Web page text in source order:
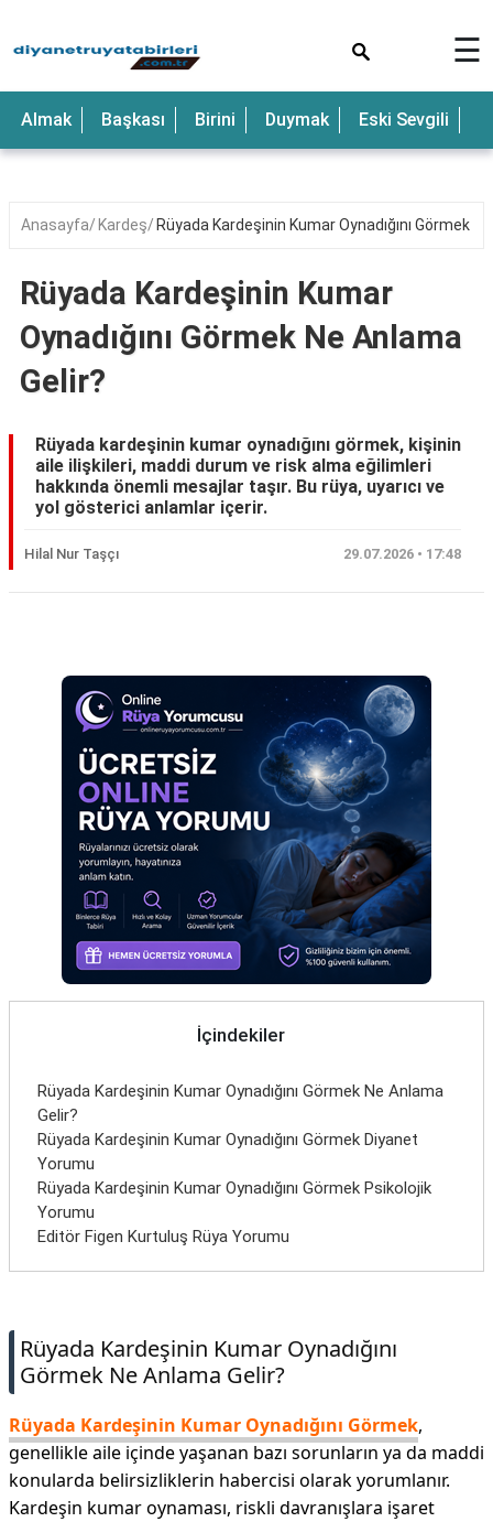
Anne
Bebek
Çocuk
Deniz
Düğün
Erkek
Eski
Gelin
☰
Almak Başkası Birini Duymak Eski Sevgili
Anasayfa Kardeş Rüyada Kardeşinin Kumar Oynadığını Görmek
Rüyada Kardeşinin Kumar
Oynadığını Görmek Ne Anlama
Gelir?
Rüyada kardeşinin kumar oynadığını görmek, kişinin
aile ilişkileri, maddi durum ve risk alma eğilimleri
hakkında önemli mesajlar taşır. Bu rüya, uyarıcı ve
yol gösterici anlamlar içerir.
Hilal Nur Taşçı 29.07.2026 • 17:48
İçindekiler
Rüyada Kardeşinin Kumar Oynadığını Görmek Ne Anlama
Gelir?
Rüyada Kardeşinin Kumar Oynadığını Görmek Diyanet
Yorumu
Rüyada Kardeşinin Kumar Oynadığını Görmek Psikolojik
Yorumu
Editör Figen Kurtuluş Rüya Yorumu
Rüyada Kardeşinin Kumar Oynadığını
Görmek Ne Anlama Gelir?
Rüyada Kardeşinin Kumar Oynadığını Görmek,
genellikle aile içinde yaşanan bazı sorunların ya da maddi
konularda belirsizliklerin habercisi olarak yorumlanır.
Kardeşin kumar oynaması, riskli davranışlara işaret